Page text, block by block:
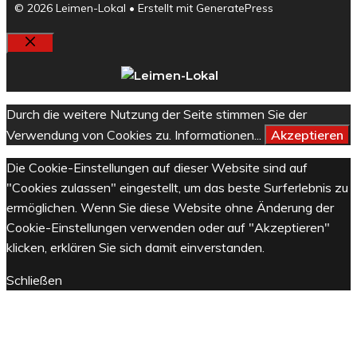
© 2026 Leimen-Lokal • Erstellt mit GeneratePress
Durch die weitere Nutzung der Seite stimmen Sie der
Verwendung von Cookies zu. Informationen... Akzeptieren
Die Cookie-Einstellungen auf dieser Website sind auf
"Cookies zulassen" eingestellt, um das beste Surferlebnis zu
ermöglichen. Wenn Sie diese Website ohne Änderung der
Cookie-Einstellungen verwenden oder auf "Akzeptieren"
klicken, erklären Sie sich damit einverstanden.
Schließen